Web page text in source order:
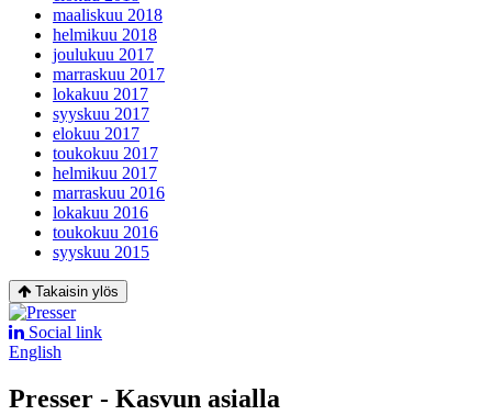
maaliskuu 2018
helmikuu 2018
joulukuu 2017
marraskuu 2017
lokakuu 2017
syyskuu 2017
elokuu 2017
toukokuu 2017
helmikuu 2017
marraskuu 2016
lokakuu 2016
toukokuu 2016
syyskuu 2015
Takaisin ylös
Social link
English
Presser - Kasvun asialla